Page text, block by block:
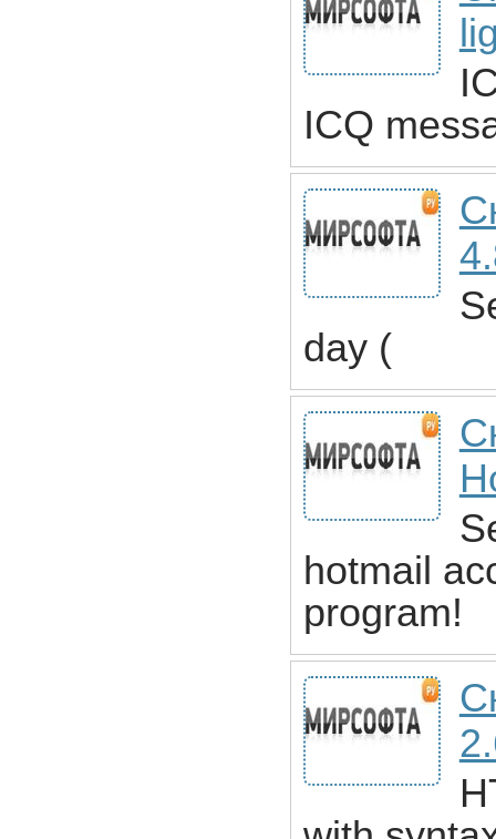
ICQ
day (
hotmail
program!